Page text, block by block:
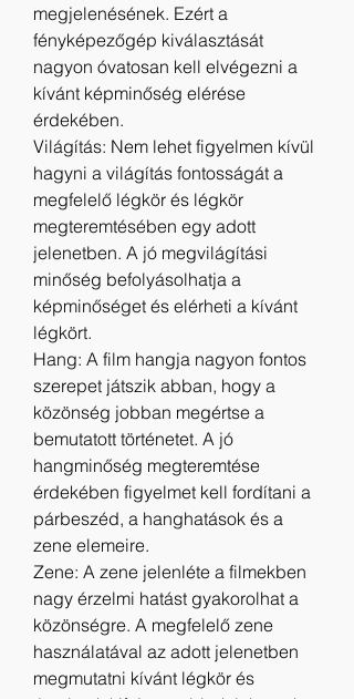
megjelenésének. Ezért a
fényképezőgép kiválasztását
nagyon óvatosan kell elvégezni a
kívánt képminőség elérése
érdekében.
Világítás: Nem lehet figyelmen kívül
hagyni a világítás fontosságát a
megfelelő légkör és légkör
megteremtésében egy adott
jelenetben. A jó megvilágítási
minőség befolyásolhatja a
képminőséget és elérheti a kívánt
légkört.
Hang: A film hangja nagyon fontos
szerepet játszik abban, hogy a
közönség jobban megértse a
bemutatott történetet. A jó
hangminőség megteremtése
érdekében figyelmet kell fordítani a
párbeszéd, a hanghatások és a
zene elemeire.
Zene: A zene jelenléte a filmekben
nagy érzelmi hatást gyakorolhat a
közönségre. A megfelelő zene
használatával az adott jelenetben
megmutatni kívánt légkör és